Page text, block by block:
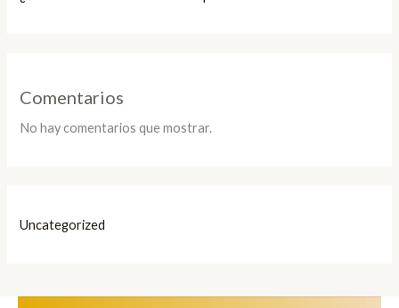
Comentarios
No hay comentarios que mostrar.
Uncategorized